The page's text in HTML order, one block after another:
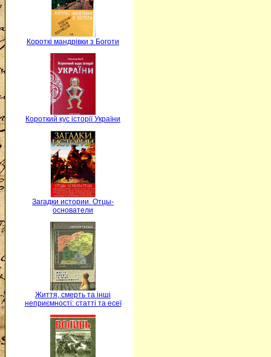
Короткі мандрівки з Боготи
Короткий кус історії України
Загадки истории. Отцы-
основатели
Життя, смерть та інші
неприємності: статті та есеї